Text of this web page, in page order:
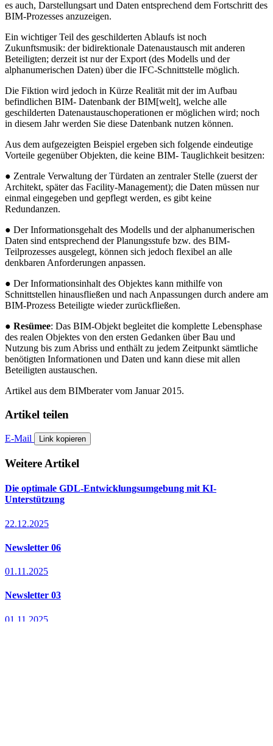
es auch, Darstellungsart und Daten entsprechend dem Fortschritt des
BIM-Prozesses anzuzeigen.
Ein wichtiger Teil des geschilderten Ablaufs ist noch
Zukunftsmusik: der bidirektionale Datenaustausch mit anderen
Beteiligten; derzeit ist nur der Export (des Modells und der
alphanumerischen Daten) über die IFC-Schnittstelle möglich.
Die Fiktion wird jedoch in Kürze Realität mit der im Aufbau
befindlichen BIM- Datenbank der BIM[welt], welche alle
geschilderten Datenaustauschoperationen er möglichen wird; noch
in diesem Jahr werden Sie diese Datenbank nutzen können.
Aus dem aufgezeigten Beispiel ergeben sich folgende eindeutige
Vorteile gegenüber Objekten, die keine BIM- Tauglichkeit besitzen:
● Zentrale Verwaltung der Türdaten an zentraler Stelle (zuerst der
Architekt, später das Facility-Management); die Daten müssen nur
einmal eingegeben und gepflegt werden, es gibt keine
Redundanzen.
● Der Informationsgehalt des Modells und der alphanumerischen
Daten sind entsprechend der Planungsstufe bzw. des BIM-
Teilprozesses ausgelegt, können sich jedoch flexibel an alle
denkbaren Anforderungen anpassen.
● Der Informationsinhalt des Objektes kann mithilfe von
Schnittstellen hinausfließen und nach Anpassungen durch andere am
BIM-Prozess Beteiligte wieder zurückfließen.
● Resümee: Das BIM-Objekt begleitet die komplette Lebensphase
des realen Objektes von den ersten Gedanken über Bau und
Nutzung bis zum Abriss und enthält zu jedem Zeitpunkt sämtliche
benötigten Informationen und Daten und kann diese mit allen
Beteiligten austauschen.
Artikel aus dem BIMberater vom Januar 2015.
Artikel teilen
E-Mail Link kopieren
Weitere Artikel
Die optimale GDL-Entwicklungsumgebung mit KI-
Unterstützung
22.12.2025
Newsletter 06
01.11.2025
Newsletter 03
01.11.2025